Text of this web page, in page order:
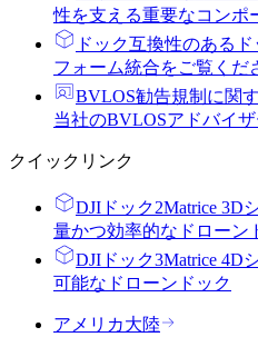
性を支える重要なコンポ
ドック互換性のあるド
フォーム統合をご覧くだ
BVLOS勧告規制に関
当社のBVLOSアドバイザ
クイックリンク
DJIドック2Matrice 3D
量かつ効率的なドローン
DJIドック3Matrice 4D
可能なドローンドック
アメリカ大陸